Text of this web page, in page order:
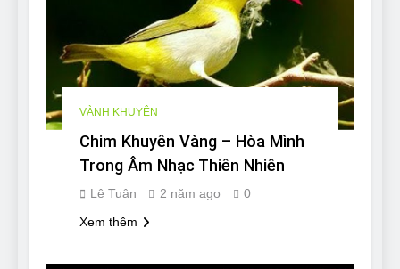
VÀNH KHUYÊN
Chim Khuyên Vàng – Hòa Mình
Trong Âm Nhạc Thiên Nhiên
Lê Tuân 2 năm ago
0
Xem thêm